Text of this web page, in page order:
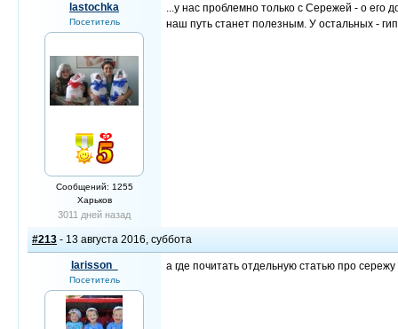
lastochka
Посетитель
Сообщений: 1255
Харьков
3011 дней назад
...у нас проблемно только с Сережей - о его
наш путь станет полезным. У остальных -
#213 - 13 августа 2016, суббота
larisson_
Посетитель
а где почитать отдельную статью про сережу